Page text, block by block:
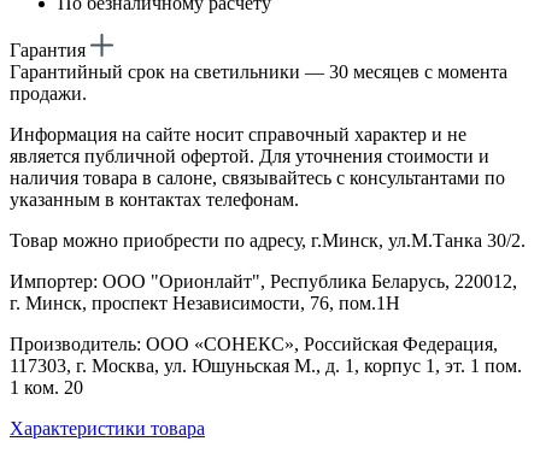
Гарантия
Гарантийный срок на светильники — 30 месяцев с момента
продажи.
Информация на сайте носит справочный характер и не
является публичной офертой. Для уточнения стоимости и
наличия товара в салоне, связывайтесь с консультантами по
указанным в контактах телефонам.
Товар можно приобрести по адресу, г.Минск, ул.М.Танка 30/2.
Импортер: ООО "Орионлайт", Республика Беларусь, 220012,
г. Минск, проспект Независимости, 76, пом.1Н
Производитель: ООО «СОНЕКС», Российская Федерация,
117303, г. Москва, ул. Юшуньская М., д. 1, корпус 1, эт. 1 пом.
1 ком. 20
Характеристики товара